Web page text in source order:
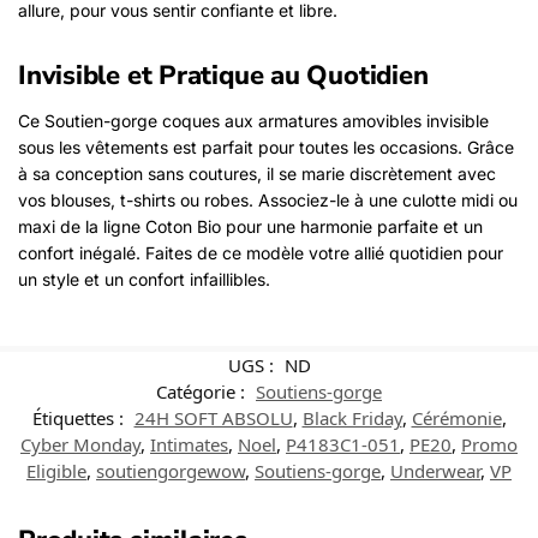
allure, pour vous sentir confiante et libre.
Invisible et Pratique au Quotidien
Ce Soutien-gorge coques aux armatures amovibles invisible
sous les vêtements est parfait pour toutes les occasions. Grâce
à sa conception sans coutures, il se marie discrètement avec
vos blouses, t-shirts ou robes. Associez-le à une culotte midi ou
maxi de la ligne Coton Bio pour une harmonie parfaite et un
confort inégalé. Faites de ce modèle votre allié quotidien pour
un style et un confort infaillibles.
UGS : ND
Catégorie : Soutiens-gorge
Étiquettes : 24H SOFT ABSOLU, Black Friday, Cérémonie,
Cyber Monday, Intimates, Noel, P4183C1-051 , PE20, Promo
Eligible, soutiengorgewow, Soutiens-gorge, Underwear, VP